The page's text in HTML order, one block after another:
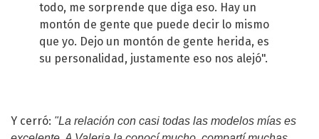
todo, me sorprende que diga eso. Hay un
montón de gente que puede decir lo mismo
que yo. Dejo un montón de gente herida, es
su personalidad, justamente eso nos alejó".
Y cerró: "La relación con casi todas las modelos mías es